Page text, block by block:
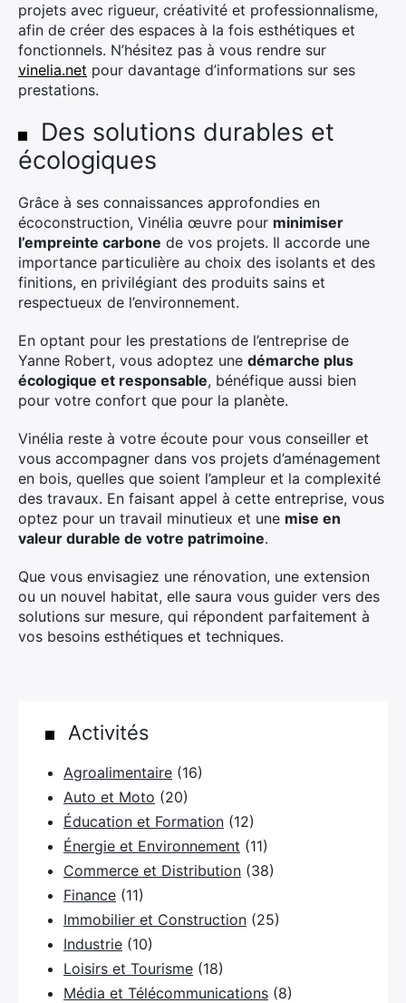
projets avec rigueur, créativité et professionnalisme,
afin de créer des espaces à la fois esthétiques et
fonctionnels. N’hésitez pas à vous rendre sur
vinelia.net pour davantage d’informations sur ses
prestations.
Des solutions durables et
écologiques
Grâce à ses connaissances approfondies en
écoconstruction, Vinélia œuvre pour minimiser
l’empreinte carbone de vos projets. Il accorde une
importance particulière au choix des isolants et des
finitions, en privilégiant des produits sains et
respectueux de l’environnement.
En optant pour les prestations de l’entreprise de
Yanne Robert, vous adoptez une démarche plus
écologique et responsable, bénéfique aussi bien
pour votre confort que pour la planète.
Vinélia reste à votre écoute pour vous conseiller et
vous accompagner dans vos projets d’aménagement
en bois, quelles que soient l’ampleur et la complexité
des travaux. En faisant appel à cette entreprise, vous
optez pour un travail minutieux et une mise en
valeur durable de votre patrimoine.
Que vous envisagiez une rénovation, une extension
ou un nouvel habitat, elle saura vous guider vers des
solutions sur mesure, qui répondent parfaitement à
vos besoins esthétiques et techniques.
Activités
Agroalimentaire (16)
Auto et Moto (20)
Éducation et Formation (12)
Énergie et Environnement (11)
Commerce et Distribution (38)
Finance (11)
Immobilier et Construction (25)
Industrie (10)
Loisirs et Tourisme (18)
Média et Télécommunications (8)